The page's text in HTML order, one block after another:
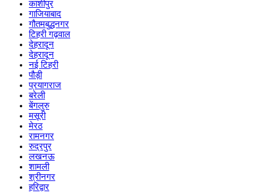
काशीपुर
गाजियाबाद
गौतमबुद्धनगर
टिहरी गढ़वाल
देहरादून
देहरादून
नई टिहरी
पौड़ी
प्रयागराज
बरेली
बेंगलुरु
मसूरी
मेरठ
रामनगर
रुद्रपुर
लखनऊ
शामली
श्रीनगर
हरिद्वार